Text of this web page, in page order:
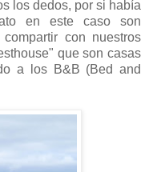
los dedos, por si había
en este caso son
con nuestros
que son casas
a los B&B (Bed and